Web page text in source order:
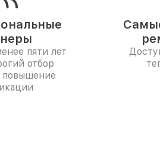
пяти лет
отбор
повышение